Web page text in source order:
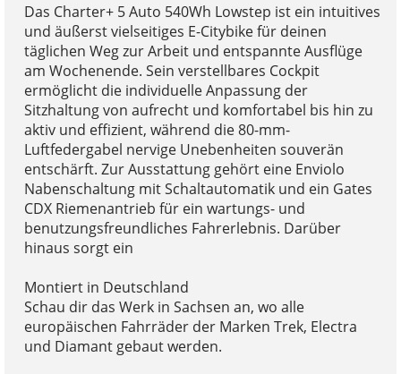
Das Charter+ 5 Auto 540Wh Lowstep ist ein intuitives
und äußerst vielseitiges E-Citybike für deinen
täglichen Weg zur Arbeit und entspannte Ausflüge
am Wochenende. Sein verstellbares Cockpit
ermöglicht die individuelle Anpassung der
Sitzhaltung von aufrecht und komfortabel bis hin zu
aktiv und effizient, während die 80-mm-
Luftfedergabel nervige Unebenheiten souverän
entschärft. Zur Ausstattung gehört eine Enviolo
Nabenschaltung mit Schaltautomatik und ein Gates
CDX Riemenantrieb für ein wartungs- und
benutzungsfreundliches Fahrerlebnis. Darüber
hinaus sorgt ein
Montiert in Deutschland
Schau dir das Werk in Sachsen an, wo alle
europäischen Fahrräder der Marken Trek, Electra
und Diamant gebaut werden.